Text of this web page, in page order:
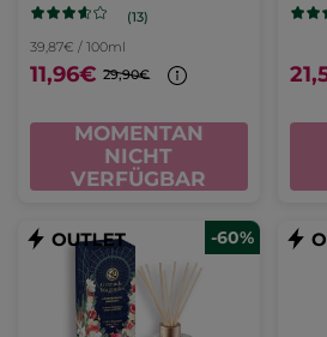
(13)
39,87€ / 100ml
11,96€ 29,90€
MOMENTAN
NICHT
VERFÜGBAR
-60%